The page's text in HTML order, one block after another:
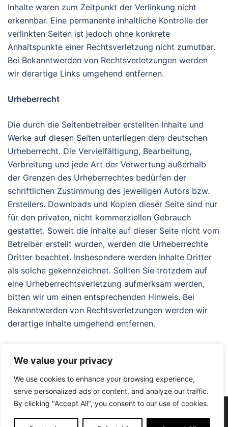
We value your privacy
We use cookies to enhance your browsing experience,
serve personalized ads or content, and analyze our traffic.
By clicking "Accept All", you consent to our use of cookies.
Inhalte waren zum Zeitpunkt der Verlinkung nicht
erkennbar. Eine permanente inhaltliche Kontrolle der
verlinkten Seiten ist jedoch ohne konkrete
Anhaltspunkte einer Rechtsverletzung nicht zumutbar.
Bei Bekanntwerden von Rechtsverletzungen werden
wir derartige Links umgehend entfernen.
Urheberrecht
Die durch die Seitenbetreiber erstellten Inhalte und
Werke auf diesen Seiten unterliegen dem deutschen
Urheberrecht. Die Vervielfältigung, Bearbeitung,
Verbreitung und jede Art der Verwertung außerhalb
der Grenzen des Urheberrechtes bedürfen der
schriftlichen Zustimmung des jeweiligen Autors bzw.
Erstellers. Downloads und Kopien dieser Seite sind nur
für den privaten, nicht kommerziellen Gebrauch
gestattet. Soweit die Inhalte auf dieser Seite nicht vom
Betreiber erstellt wurden, werden die Urheberrechte
Dritter beachtet. Insbesondere werden Inhalte Dritter
als solche gekennzeichnet. Sollten Sie trotzdem auf
eine Urheberrechtsverletzung aufmerksam werden,
bitten wir um einen entsprechenden Hinweis. Bei
Bekanntwerden von Rechtsverletzungen werden wir
derartige Inhalte umgehend entfernen.
Datenschutz Impressum AGB
Entsorgung
ISO 9001
Kontakt © 2026